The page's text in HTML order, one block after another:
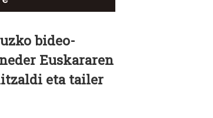
bideo-
Euskararen
eta tailer